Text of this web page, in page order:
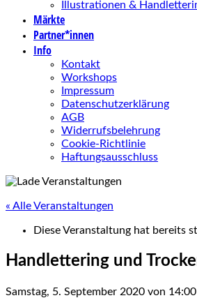
Illustrationen &
Märkte
Partner*innen
Info
Kontakt
Workshops
Impressum
Datenschutzerklärung
AGB
Widerrufsbelehrung
Cookie-Richtlinie
Haftungsausschluss
« Alle Veranstaltungen
Diese Veranstaltung hat bereits
Handlettering und
Samstag, 5. September 2020 von 14:00